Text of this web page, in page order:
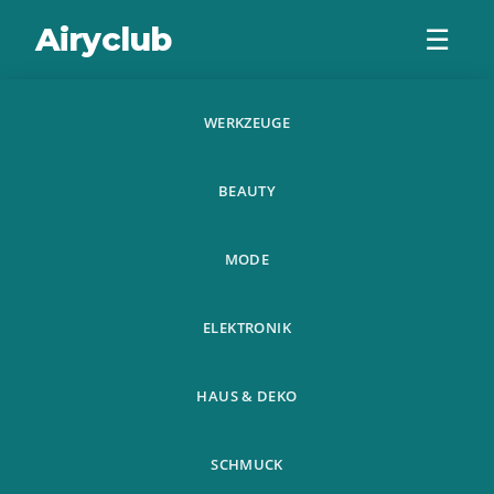
Airyclub ☰
WERKZEUGE
BEAUTY
MODE
ELEKTRONIK
HAUS & DEKO
SCHMUCK
Catcher
Waterproof
Tattoo St